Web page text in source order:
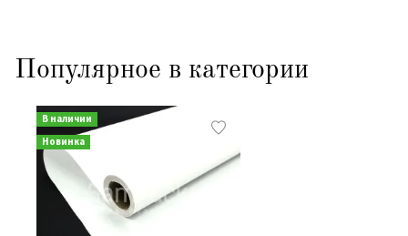
Популярное в категории
В наличии
Новинка